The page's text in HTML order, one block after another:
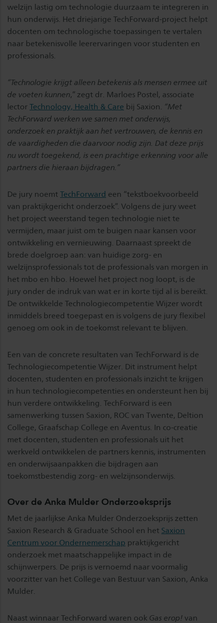
welzijn lastig om technologie duurzaam te integreren in
hun onderwijs. Het driejarige TechForward-project helpt
docenten om technologische toepassingen te vertalen
naar betekenisvolle leerervaringen voor studenten en
professionals.
“Technologie krijgt alleen betekenis als mensen ermee uit
de voeten kunnen,” zegt dr. Marloes Postel, associate
lector Technology, Health & Care bij Saxion. “Met
TechForward werken we samen met onderwijs,
onderzoek en praktijk aan het vertrouwen, de kennis en
de vaardigheden die daarvoor nodig zijn. Dat deze prijs
nu wordt toegekend, is een prachtige erkenning voor alle
partners die hieraan bijdragen.”
De jury noemt TechForward een “tekstboekvoorbeeld
van praktijkgericht onderzoek”. Volgens de jury weet
het project weerstand tegen technologie niet te
vermijden, maar juist om te buigen naar kansen voor
ontwikkeling en vernieuwing. Daarnaast spreekt de
brede doelgroep aan: van huidige zorg- en
welzijnsprofessionals tot de professionals van morgen in
het mbo en hbo. Hoewel het project nog loopt, is de
jury onder de indruk van wat er in korte tijd al is bereikt.
De ontwikkelde Technologiecompetentie Wijzer wordt
inmiddels breed toegepast en is volgens de jury flexibel
genoeg om ook in de toekomst relevant te blijven.
Een van de concrete resultaten van TechForward is de
Technologiecompetentie Wijzer. Dit instrument helpt
docenten, studenten en professionals inzicht te krijgen
in hun technologiecompetenties en ondersteunt hen bij
hun verdere ontwikkeling. TechForward is een
samenwerking tussen Saxion, ROC van Twente, Deltion
College, Graafschap College en Aventus. In co-creatie
met docenten, studenten en professionals uit het
werkveld ontwikkelen de partners kennis, instrumenten
en onderwijsaanpakken die bijdragen aan
toekomstbestendig zorg- en welzijnsonderwijs.
Over de Anka Mulder Onderzoeksprijs
Met de jaarlijkse Anka Mulder Onderzoeksprijs zetten
Saxion Research & Graduate School en het Saxion
Centrum voor Ondernemerschap praktijkgericht
onderzoek met maatschappelijke impact in de
schijnwerpers. De prijs is vernoemd naar voormalig
voorzitter van het College van Bestuur van Saxion, Anka
Mulder.
Naast winnaar TechForward waren ook Gas erop! van